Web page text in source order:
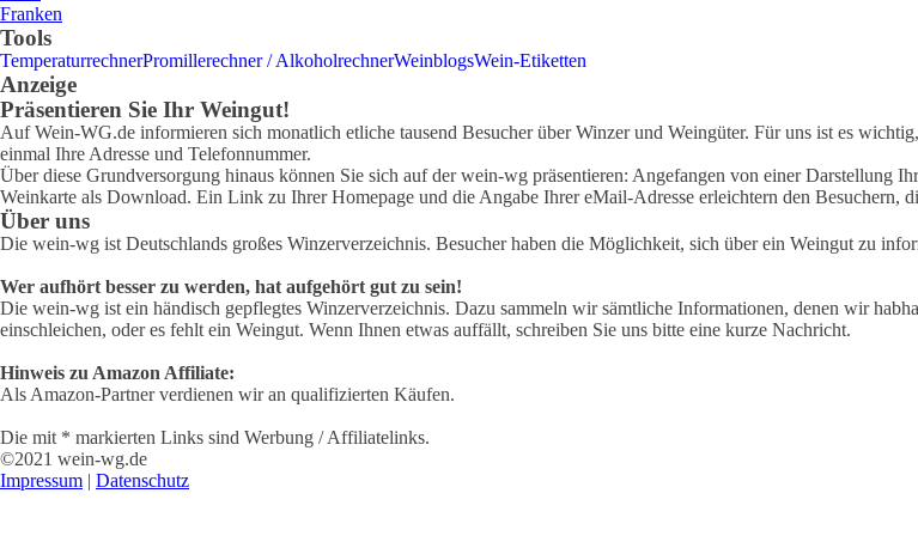
Franken
Tools
TemperaturrechnerPromillerechner / AlkoholrechnerWeinblogsWein-Etiketten
Anzeige
Präsentieren Sie Ihr Weingut!
Auf Wein-WG.de informieren sich monatlich etliche tausend Besucher über Winzer und Weingüter. Für uns ist es
einmal Ihre Adresse und Telefonnummer.
Über diese Grundversorgung hinaus können Sie sich auf der wein-wg präsentieren: Angefangen von einer Darstellung
Weinkarte als Download. Ein Link zu Ihrer Homepage und die Angabe Ihrer eMail-Adresse erleichtern den Besuchern,
Über uns
Die wein-wg ist Deutschlands großes Winzerverzeichnis. Besucher haben die Möglichkeit, sich über ein Weingut zu
Wer aufhört besser zu werden, hat aufgehört gut zu sein!
Die wein-wg ist ein händisch gepflegtes Winzerverzeichnis. Dazu sammeln wir sämtliche Informationen, denen wir
einschleichen, oder es fehlt ein Weingut. Wenn Ihnen etwas auffällt, schreiben Sie uns bitte eine kurze Nachricht.
Hinweis zu Amazon Affiliate:
Als Amazon-Partner verdienen wir an qualifizierten Käufen.
Die mit * markierten Links sind Werbung / Affiliatelinks.
©2021 wein-wg.de
Impressum | Datenschutz